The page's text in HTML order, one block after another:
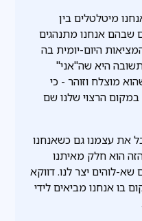
מיטלטלים בין
שבהם אנחנו מתנהגים
היום-יומית בה
היא שה"אני"
מוצלח וזוהר - כי
במקום הרצוי שלנו שם
את עצמנו גם כשאנחנו
הוא חלק מאיתנו
לוהים יצר לנו. דווקא
בו אנחנו מביאים לידי